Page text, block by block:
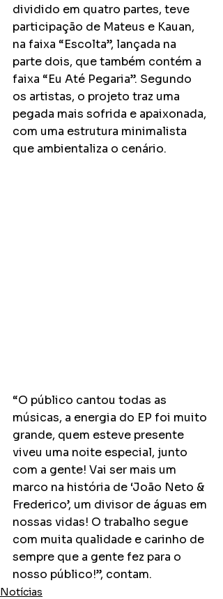
dividido em quatro partes, teve
participação de Mateus e Kauan,
na faixa “Escolta”, lançada na
parte dois, que também contém a
faixa “Eu Até Pegaria”. Segundo
os artistas, o projeto traz uma
pegada mais sofrida e apaixonada,
com uma estrutura minimalista
que ambientaliza o cenário.
“O público cantou todas as
músicas, a energia do EP foi muito
grande, quem esteve presente
viveu uma noite especial, junto
com a gente! Vai ser mais um
marco na história de ‘João Neto &
Frederico’, um divisor de águas em
nossas vidas! O trabalho segue
com muita qualidade e carinho de
sempre que a gente fez para o
nosso público!”, contam.
Notícias